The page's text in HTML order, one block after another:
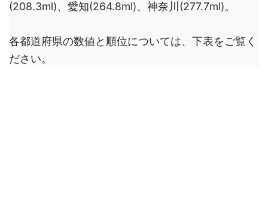
(208.3ml)、愛知(264.8ml)、神奈川(277.7ml)。
各都道府県の数値と順位については、下表をご覧く
ださい。